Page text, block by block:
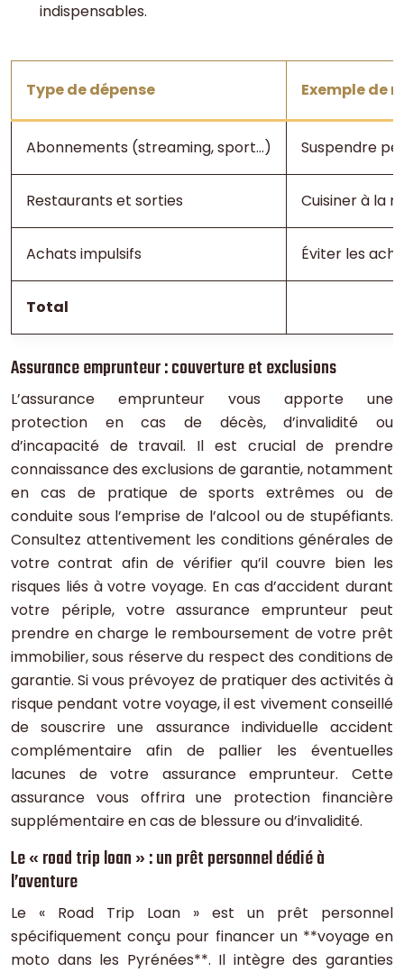
indispensables.
Type de dépense Exemple de
Abonnements (streaming, sport…) Suspendre
Restaurants et sorties Cuisiner à la
Achats impulsifs Éviter les
Total
Assurance emprunteur : couverture et exclusions
L’assurance emprunteur vous apporte une
protection en cas de décès, d’invalidité ou
d’incapacité de travail. Il est crucial de prendre
connaissance des exclusions de garantie, notamment
en cas de pratique de sports extrêmes ou de
conduite sous l’emprise de l’alcool ou de stupéfiants.
Consultez attentivement les conditions générales de
votre contrat afin de vérifier qu’il couvre bien les
risques liés à votre voyage. En cas d’accident durant
votre périple, votre assurance emprunteur peut
prendre en charge le remboursement de votre prêt
immobilier, sous réserve du respect des conditions de
garantie. Si vous prévoyez de pratiquer des activités à
risque pendant votre voyage, il est vivement conseillé
de souscrire une assurance individuelle accident
complémentaire afin de pallier les éventuelles
lacunes de votre assurance emprunteur. Cette
assurance vous offrira une protection financière
supplémentaire en cas de blessure ou d’invalidité.
Le « road trip loan » : un prêt personnel dédié à
l’aventure
Le « Road Trip Loan » est un prêt personnel
spécifiquement conçu pour financer un **voyage en
moto dans les Pyrénées**. Il intègre des garanties